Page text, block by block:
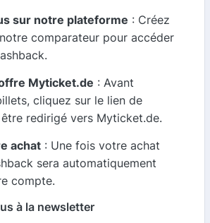
sur notre plateforme : Créez
comparateur pour accéder
Myticket.de : Avant
cliquez sur le lien de
redirigé vers Myticket.de.
achat : Une fois votre achat
sera automatiquement
compte.
à la newsletter